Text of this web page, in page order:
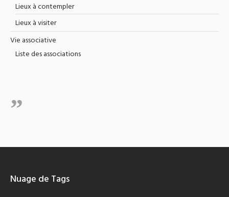
Lieux à contempler
Lieux à visiter
Vie associative
Liste des associations
Nuage de Tags